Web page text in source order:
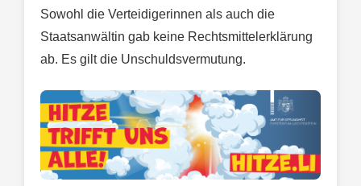
Sowohl die Verteidigerinnen als auch die
Staatsanwältin gab keine Rechtsmittelerklärung
ab. Es gilt die Unschuldsvermutung.